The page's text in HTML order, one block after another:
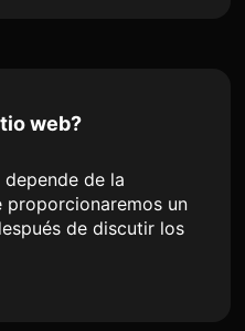
web?
de la
proporcionaremos un
de discutir los